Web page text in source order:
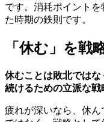
です。消耗ポイント
た時期の鉄則です。
「休む」を戦
休むことは敗北ではな
続けるための立派な戦
疲れが深いなら、休